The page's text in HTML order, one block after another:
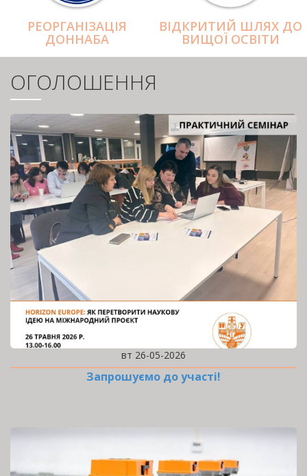
РЕОРГАНІЗАЦІЯ
ДОННАБА
ВІДКРИТИЙ ШЛЯХ ДО
ВИЩОЇ ОСВІТИ
ОГОЛОШЕННЯ
вт 26-05-2026
Запрошуємо до участі!